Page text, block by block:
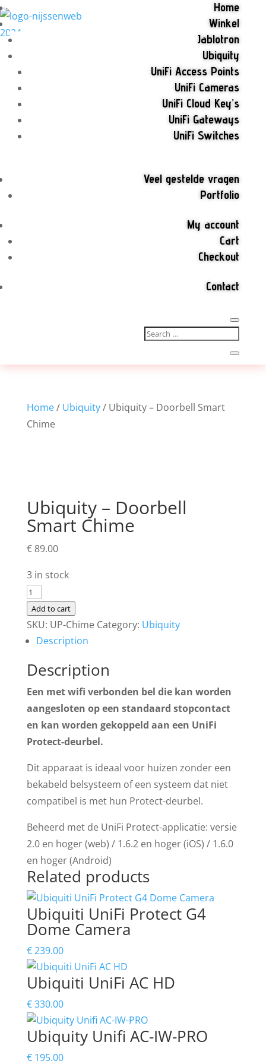
Home
Winkel
Jablotron
Ubiquity
UniFi Access Points
UniFi Cameras
UniFi Cloud Key’s
UniFi Gateways
UniFi Switches
Veel gestelde vragen
Portfolio
My account
Cart
Checkout
Contact
Home/ Ubiquity/ Ubiquity – Doorbell Smart
Chime
Ubiquity – Doorbell
Smart Chime
€89.00
3 in stock
Ubiquity
-
Doorbell
Smart
quantity
Add to cart
SKU: UP-Chime Category: Ubiquity
Description
Description
Een met wifi verbonden bel die kan worden
aangesloten op een standaard stopcontact
en kan worden gekoppeld aan een UniFi
Protect-deurbel.
Dit apparaat is ideaal voor huizen zonder een
bekabeld belsysteem of een systeem dat niet
compatibel is met hun Protect-deurbel.
Beheerd met de UniFi Protect-applicatie: versie
2.0 en hoger (web) / 1.6.2 en hoger (iOS) / 1.6.0
en hoger (Android)
Related products
Ubiquiti UniFi Protect G4
Dome Camera
€239.00
Ubiquiti UniFi AC HD
€330.00
Ubiquity Unifi AC-IW-PRO
€195.00